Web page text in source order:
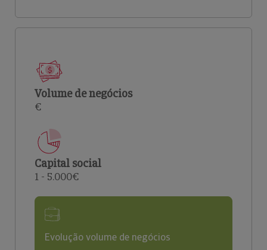
Volume de negócios
€
Capital social
1 - 5.000€
Evolução volume de negócios